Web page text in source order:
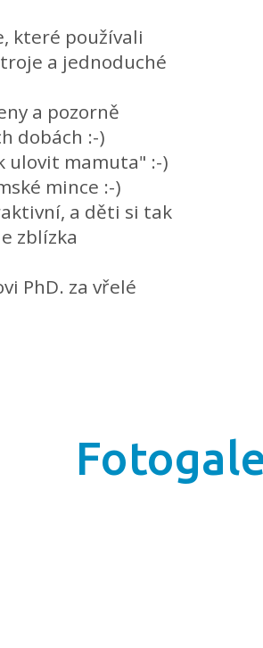
které používali
a jednoduché
a pozorně
dobách :-)
ulovit mamuta" :-)
mince :-)
a děti si tak
zblízka
PhD. za vřelé